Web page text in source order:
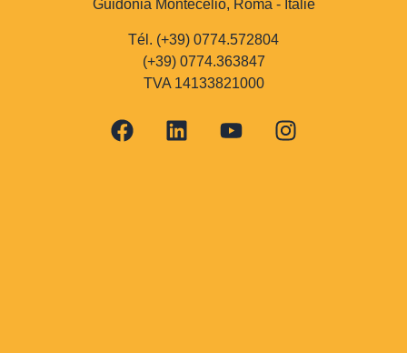
Guidonia Montecelio, Roma - Italie
Tél. (+39) 0774.572804
(+39) 0774.363847
TVA 14133821000